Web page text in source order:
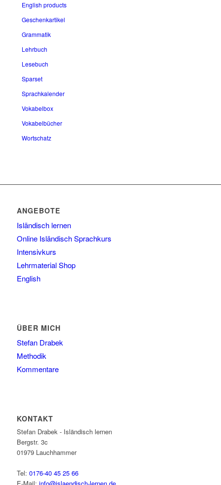
English products
Geschenkartikel
Grammatik
Lehrbuch
Lesebuch
Sparset
Sprachkalender
Vokabelbox
Vokabelbücher
Wortschatz
ANGEBOTE
Isländisch lernen
Online Isländisch Sprachkurs
Intensivkurs
Lehrmaterial Shop
English
ÜBER MICH
Stefan Drabek
Methodik
Kommentare
KONTAKT
Stefan Drabek - Isländisch lernen
Bergstr. 3c
01979 Lauchhammer
Tel: 0176-40 45 25 66